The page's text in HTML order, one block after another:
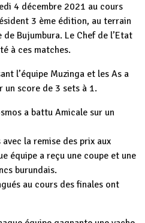
4 décembre 2021 au cours
3 ème édition, au terrain
Bujumbura. Le Chef de l’Etat
à ces matches.
l’équipe Muzinga et les As a
un score de 3 sets à 1.
a battu Amicale sur un
la remise des prix aux
équipe a reçu une coupe et une
burundais.
au cours des finales ont